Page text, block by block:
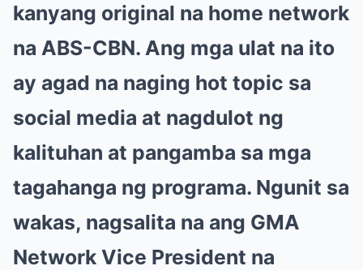
kanyang original na home network
na ABS-CBN. Ang mga ulat na ito
ay agad na naging hot topic sa
social media at nagdulot ng
kalituhan at pangamba sa mga
tagahanga ng programa. Ngunit sa
wakas, nagsalita na ang GMA
Network Vice President na